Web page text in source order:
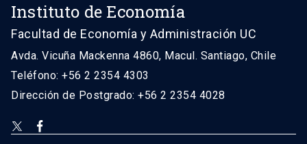
Instituto de Economía
Facultad de Economía y Administración UC
Avda. Vicuña Mackenna 4860, Macul. Santiago, Chile
Teléfono: +56 2 2354 4303
Dirección de Postgrado: +56 2 2354 4028